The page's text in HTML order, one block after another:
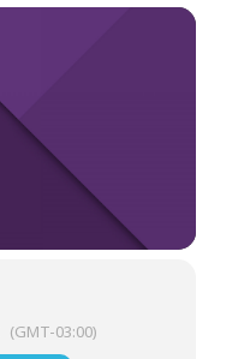
(GMT-03:00)